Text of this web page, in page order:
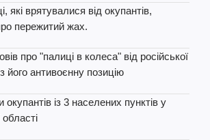
які врятувалися від окупантів,
пережитий жах.
про "палиці в колеса" від російської
його антивоєнну позицію
із 3 населених пунктів у
області